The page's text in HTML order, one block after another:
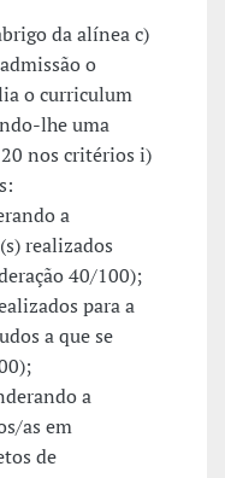
da alínea c)
o
o curriculum
lhe uma
20 nos critérios i)
a
realizados
40/100);
para a
a que se
a
as em
de